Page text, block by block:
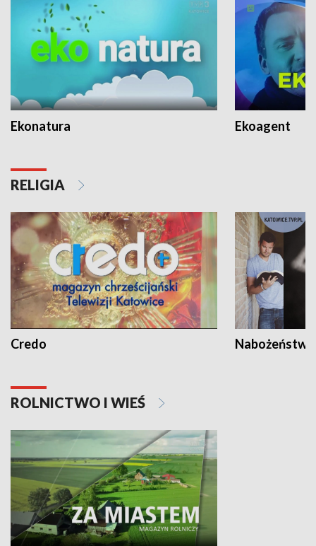
Ekonatura Ekoagent
RELIGIA
Credo
ROLNICTWO I WIEŚ